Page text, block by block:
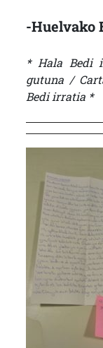
-Huelvako
* Hala Bedi
gutuna /
Bedi irratia *